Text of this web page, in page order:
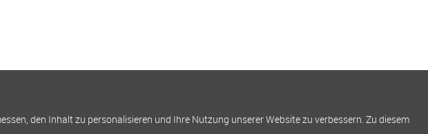
den Inhalt zu personalisieren und Ihre Nutzung unserer Website zu verbessern. Zu diesem